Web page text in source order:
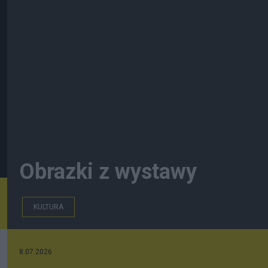
Obrazki z wystawy
KULTURA
8.07.2026